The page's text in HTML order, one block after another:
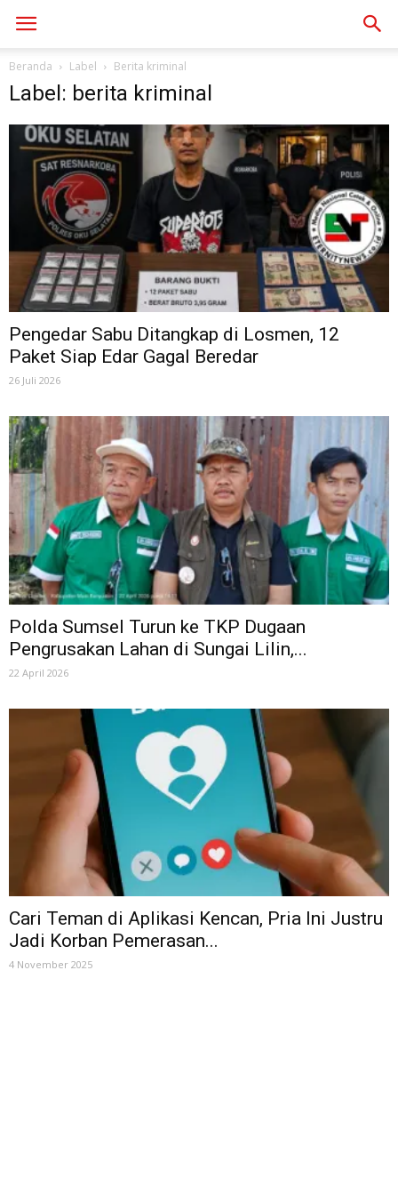
Beranda Label Berita kriminal
Label: berita kriminal
Pengedar Sabu Ditangkap di Losmen, 12
Paket Siap Edar Gagal Beredar
26 Juli 2026
Polda Sumsel Turun ke TKP Dugaan
Pengrusakan Lahan di Sungai Lilin,...
22 April 2026
Cari Teman di Aplikasi Kencan, Pria Ini Justru
Jadi Korban Pemerasan...
4 November 2025